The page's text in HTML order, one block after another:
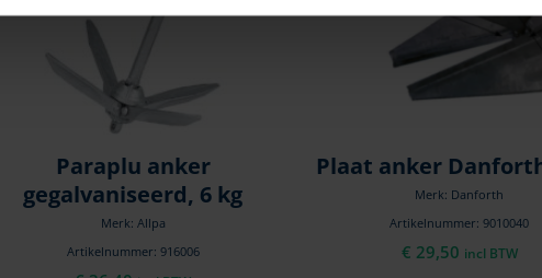
Paraplu anker
gegalvaniseerd, 6 kg
Merk: Allpa
Artikelnummer: 916006
Plaat anker
Merk: Danforth
Artikelnummer: 9010040
€ 29,50 incl BTW